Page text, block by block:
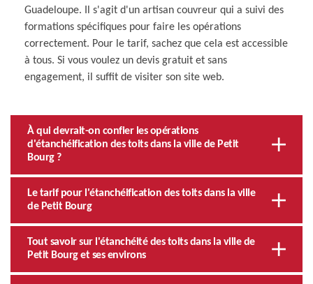
Guadeloupe. Il s'agit d'un artisan couvreur qui a suivi des
formations spécifiques pour faire les opérations
correctement. Pour le tarif, sachez que cela est accessible
à tous. Si vous voulez un devis gratuit et sans
engagement, il suffit de visiter son site web.
À qui devrait-on confier les opérations
d'étanchéification des toits dans la ville de Petit
Bourg ?
Le tarif pour l'étanchéification des toits dans la ville
de Petit Bourg
Tout savoir sur l'étanchéité des toits dans la ville de
Petit Bourg et ses environs